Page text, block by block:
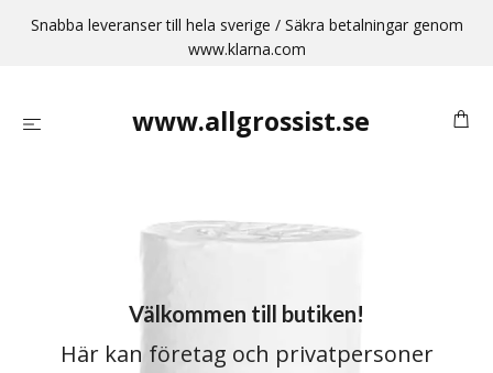
Snabba leveranser till hela sverige / Säkra betalningar genom
www.klarna.com
www.allgrossist.se
Välkommen till butiken!
Här kan företag och privatpersoner